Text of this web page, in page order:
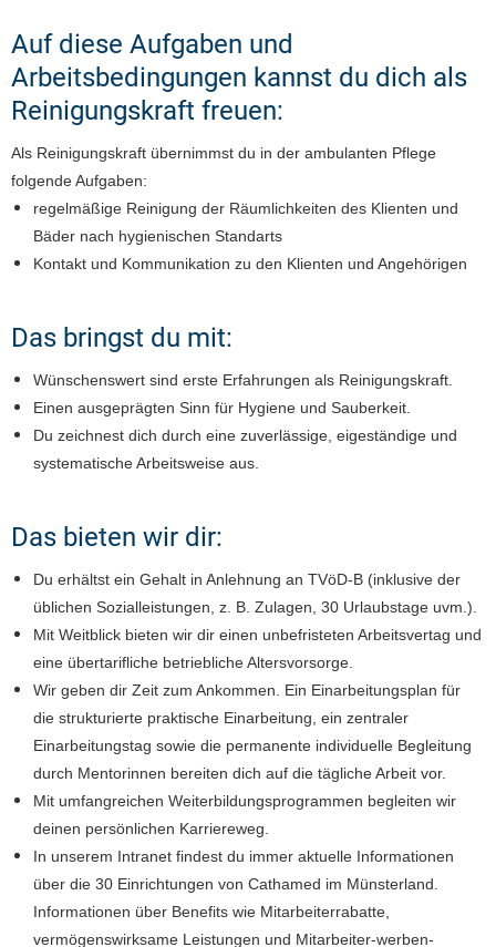
Auf diese Aufgaben und
Arbeitsbedingungen kannst du dich als
Reinigungskraft freuen:
Als Reinigungskraft übernimmst du in der ambulanten Pflege
folgende Aufgaben:
regelmäßige Reinigung der Räumlichkeiten des Klienten und
Bäder nach hygienischen Standarts
Kontakt und Kommunikation zu den Klienten und Angehörigen
Das bringst du mit:
Wünschenswert sind erste Erfahrungen als Reinigungskraft.
Einen ausgeprägten Sinn für Hygiene und Sauberkeit.
Du zeichnest dich durch eine zuverlässige, eigeständige und
systematische Arbeitsweise aus.
Das bieten wir dir:
Du erhältst ein Gehalt in Anlehnung an TVöD-B (inklusive der
üblichen Sozialleistungen, z. B. Zulagen, 30 Urlaubstage uvm.).
Mit Weitblick bieten wir dir einen unbefristeten Arbeitsvertag und
eine übertarifliche betriebliche Altersvorsorge.
Wir geben dir Zeit zum Ankommen. Ein Einarbeitungsplan für
die strukturierte praktische Einarbeitung, ein zentraler
Einarbeitungstag sowie die permanente individuelle Begleitung
durch Mentorinnen bereiten dich auf die tägliche Arbeit vor.
Mit umfangreichen Weiterbildungsprogrammen begleiten wir
deinen persönlichen Karriereweg.
In unserem Intranet findest du immer aktuelle Informationen
über die 30 Einrichtungen von Cathamed im Münsterland.
Informationen über Benefits wie Mitarbeiterrabatte,
vermögenswirksame Leistungen und Mitarbeiter-werben-